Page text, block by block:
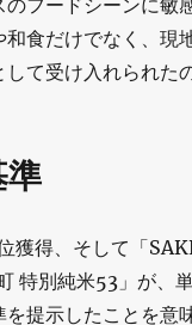
フードシーンに敏
食だけでなく、現
て受け入れられた
獲得、そして「
特別純米53」が、
提示したことを意